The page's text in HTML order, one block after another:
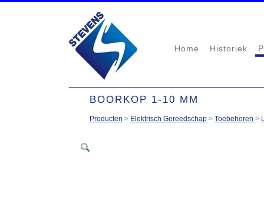
Home Historiek
BOORKOP 1-10 MM
Producten > Elektrisch Gereedschap > Toebehoren >